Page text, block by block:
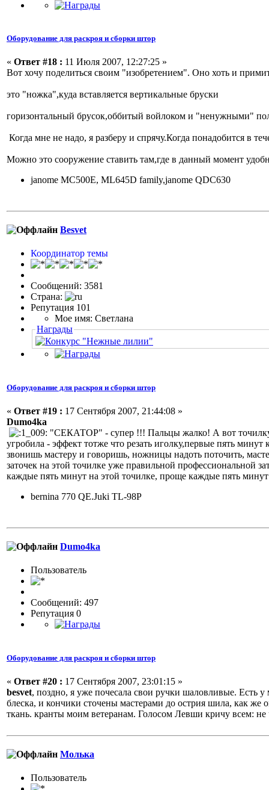
Оборудование для раскроя и сборки штор
« Ответ #18 : 11 Июля 2007, 12:27:25 »
Вот хочу поделиться своим "изобретением". Оно хоть и
это "ножка",куда вставляется вертикальные бруски
горизонтальный брусок,оббитый войлоком и "ненужными"
Когда мне не надо, я разберу и спрячу.Когда понадобится в
Можно это сооружение ставить там,где в данный момент
janome MC500E, ML645D family,janome QDC630
Besvet
Координатор темы
Сообщений: 3581
Страна:
Репутация 101
Мое имя: Светлана
Награды
Оборудование для раскроя и сборки штор
« Ответ #19 : 17 Сентября 2007, 21:44:08 »
Dumo4ka
"СЕКАТОР" - супер !!! Пальцы жалко! А вот точилку
угробила - эффект тотже что резать иголку,первые пять минут
звонишь мастеру и говоришь, ножницы надоть поточить,
заточек на этой точилке уже правильной профессиональной
каждые пять минут на этой точилке, проще каждые пять
bernina 770 QE.Juki TL-98P
Dumo4ka
Пользовaтeль
Сообщений: 497
Репутация 0
Оборудование для раскроя и сборки штор
« Ответ #20 : 17 Сентября 2007, 23:01:15 »
besvet, поздно, я уже почесала свои ручки шаловливые. Есть
блеска, и кончики сточены мастерами до острия шила, как же
ткань. кранты моим ветеранам. Голосом Левши кричу всем:
Молька
Пользовaтeль